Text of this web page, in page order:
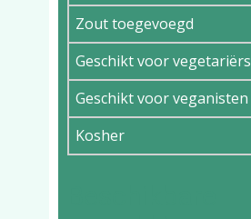
Zout toegevoegd
Geschikt voor vegetariërs
Geschikt voor veganisten
Kosher